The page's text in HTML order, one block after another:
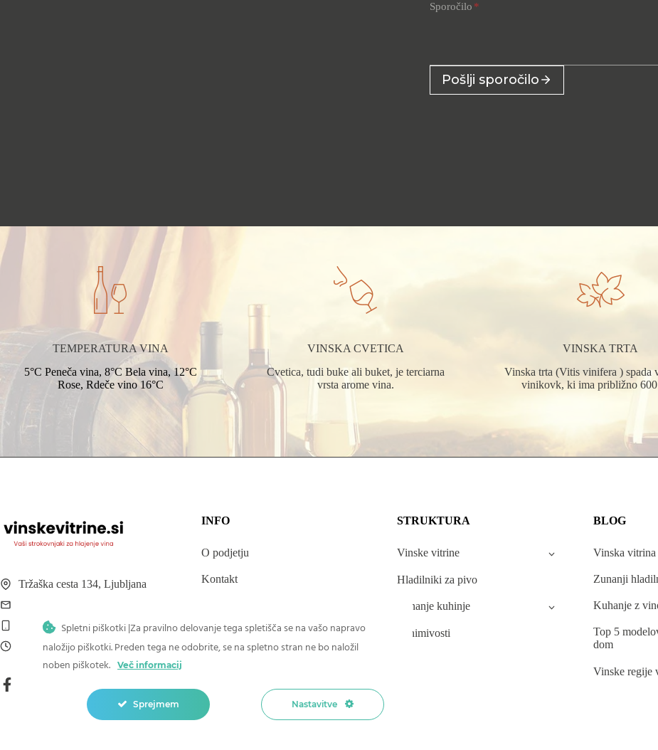
Sporočilo *
Pošlji sporočilo
TEMPERATURA VINA
5°C Peneča vina, 8°C Bela vina, 12°C
Rose, Rdeče vino 16°C
VINSKA CVETICA
Cvetica, tudi buke ali buket, je terciarna
vrsta arome vina.
VINSKA TRTA
Vinska trta (Vitis vinifera ) spada
vinikovk, ki ima približno 600
Tržaška cesta 134, Ljubljana
+386 41 566 618
Mon – Fri from 8 to 16
INFO
O podjetju
Kontakt
Pogoji poslovanja
STRUKTURA
Vinske vitrine
Hladilniki za pivo
Zunanje kuhinje
Zanimivosti
BLOG
Vinska vitrina
Zunanji
Kuhanje z
Top 5
dom
Vinske regije
Spletni piškotki |Za pravilno delovanje tega spletišča se na vašo napravo
naložijo piškotki. Preden tega ne odobrite, se na spletno stran ne bo naložil
noben piškotek.
Več informacij
Sprejmem Nastavitve